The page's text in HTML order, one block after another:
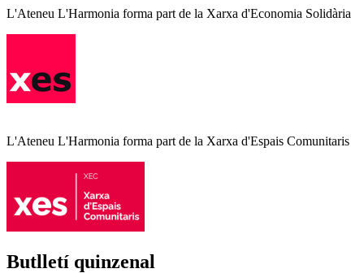
L'Ateneu L'Harmonia forma part de la Xarxa d'Economia Solidària
L'Ateneu L'Harmonia forma part de la Xarxa d'Espais Comunitaris
Butlletí quinzenal